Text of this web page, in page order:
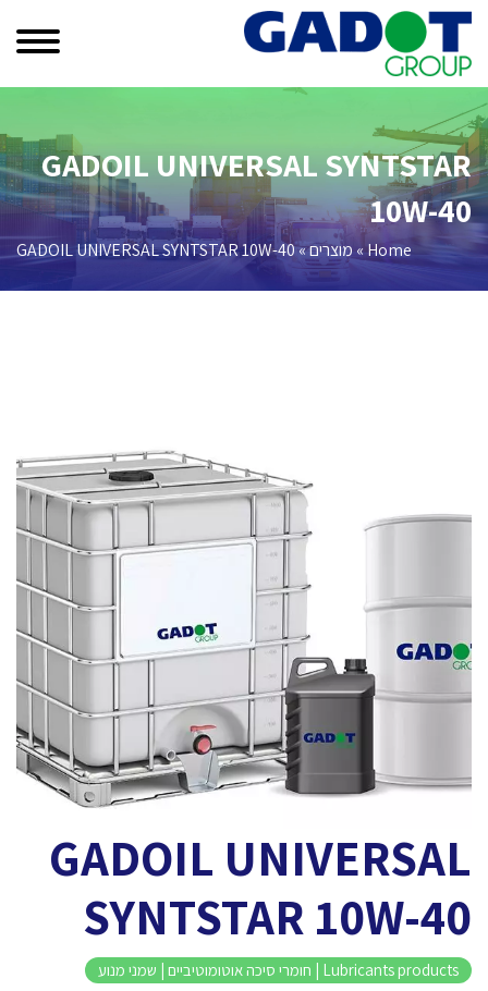
GADOIL UNIVERSAL SYNTSTAR
10W-40
Home
» מוצרים»
GADOIL UNIVERSAL SYNTSTAR 10W-40
GADOIL UNIVERSAL
SYNTSTAR 10W-40
Lubricants products | חומרי סיכה אוטומוטיביים | שמני מנוע